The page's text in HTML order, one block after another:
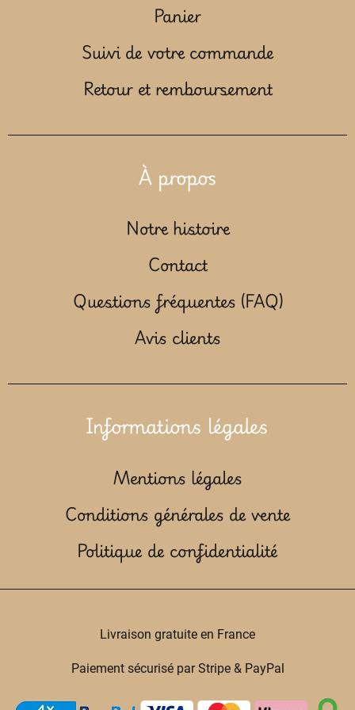
Panier
Suivi de votre commande
Retour et remboursement
À propos
Notre histoire
Contact
Questions fréquentes (FAQ)
Avis clients
Informations légales
Mentions légales
Conditions générales de vente
Politique de confidentialité
Livraison gratuite en France
Paiement sécurisé par Stripe & PayPal